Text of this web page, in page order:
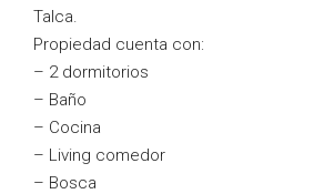
Talca.
Propiedad cuenta con:
– 2 dormitorios
– Baño
– Cocina
– Living comedor
– Bosca